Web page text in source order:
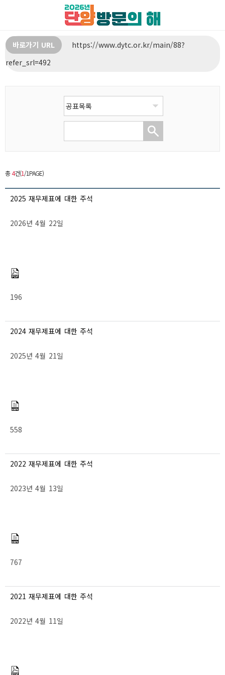
바로가기 URL
https://www.dytc.or.kr/main/88?
refer_srl=492
총4건(1/1PAGE)
2025 재무제표에 대한 주석
2026년 4월 22일
196
2024 재무제표에 대한 주석
2025년 4월 21일
558
2022 재무제표에 대한 주석
2023년 4월 13일
767
2021 재무제표에 대한 주석
2022년 4월 11일